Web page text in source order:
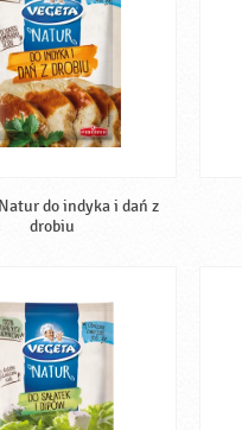
do indyka i dań z
drobiu